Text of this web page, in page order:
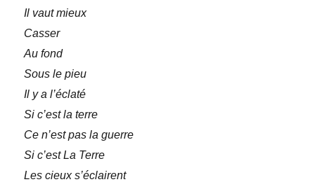
Il vaut mieux
Casser
Au fond
Sous le pieu
Il y a l’éclaté
Si c’est la terre
Ce n’est pas la guerre
Si c’est La Terre
Les cieux s’éclairent